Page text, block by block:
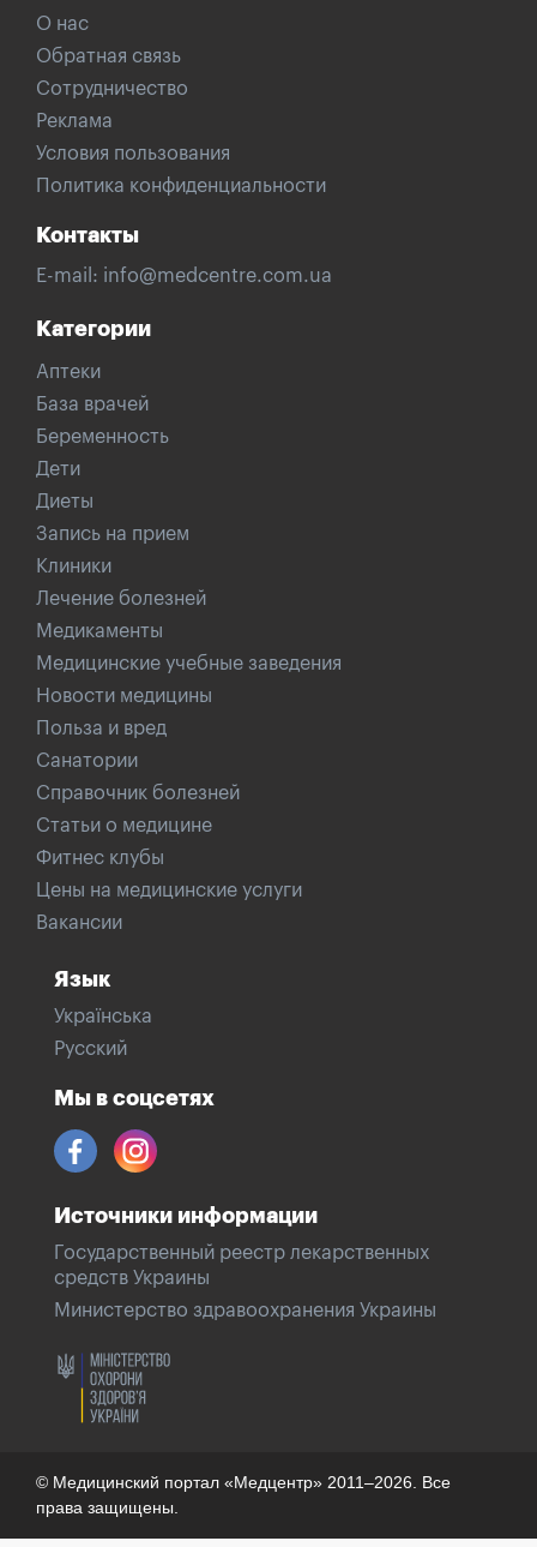
О нас
Обратная связь
Сотрудничество
Реклама
Условия пользования
Политика конфиденциальности
Контакты
E-mail: info@medcentre.com.ua
Категории
Аптеки
База врачей
Беременность
Дети
Диеты
Запись на прием
Клиники
Лечение болезней
Медикаменты
Медицинские учебные заведения
Новости медицины
Польза и вред
Санатории
Справочник болезней
Статьи о медицине
Фитнес клубы
Цены на медицинские услуги
Вакансии
Язык
Українська
Русский
Мы в соцсетях
Источники информации
Государственный реестр лекарственных
средств Украины
Министерство здравоохранения Украины
© Медицинский портал «Медцентр» 2011–2026. Все
права защищены.